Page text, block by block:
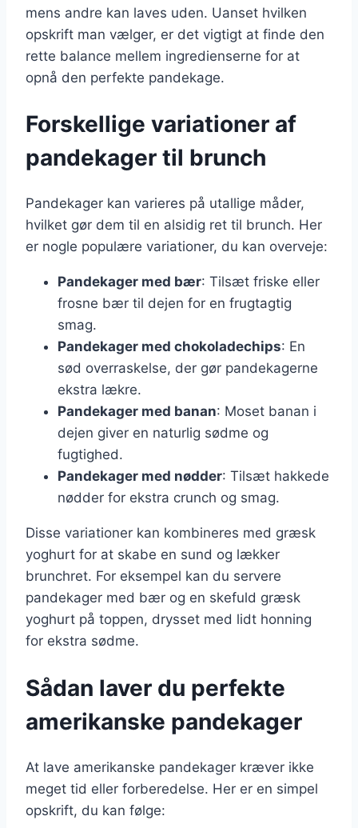
mens andre kan laves uden. Uanset hvilken
opskrift man vælger, er det vigtigt at finde den
rette balance mellem ingredienserne for at
opnå den perfekte pandekage.
Forskellige variationer af
pandekager til brunch
Pandekager kan varieres på utallige måder,
hvilket gør dem til en alsidig ret til brunch. Her
er nogle populære variationer, du kan overveje:
Pandekager med bær: Tilsæt friske eller
frosne bær til dejen for en frugtagtig
smag.
Pandekager med chokoladechips: En
sød overraskelse, der gør pandekagerne
ekstra lækre.
Pandekager med banan: Moset banan i
dejen giver en naturlig sødme og
fugtighed.
Pandekager med nødder: Tilsæt hakkede
nødder for ekstra crunch og smag.
Disse variationer kan kombineres med græsk
yoghurt for at skabe en sund og lækker
brunchret. For eksempel kan du servere
pandekager med bær og en skefuld græsk
yoghurt på toppen, drysset med lidt honning
for ekstra sødme.
Sådan laver du perfekte
amerikanske pandekager
At lave amerikanske pandekager kræver ikke
meget tid eller forberedelse. Her er en simpel
opskrift, du kan følge: